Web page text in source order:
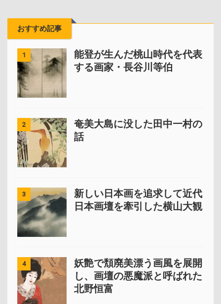
おすすめ記事
1
能登が生んだ桃山時代を代表
する画家・長谷川等伯
2
奄美大島に没した田中一村の
話
3
新しい日本画を追求して近代
日本画壇を牽引した横山大観
4
妖艶で頽廃美漂う画風を展開
し、画壇の悪魔派と呼ばれた
北野恒富